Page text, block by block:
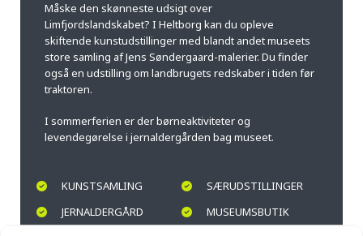
Måske den skønneste udsigt over
Limfjordslandskabet? I Heltborg kan du opleve
skiftende kunstudstillinger med blandt andet museets
store samling af Jens Søndergaard-malerier. Du finder
også en udstilling om landbrugets redskaber i tiden før
traktoren.
I sommerferien er der børneaktiviteter og
levendegørelse i jernaldergården bag museet.
KUNSTSAMLING
SÆRUDSTILLINGER
JERNALDERGÅRD
MUSEUMSBUTIK